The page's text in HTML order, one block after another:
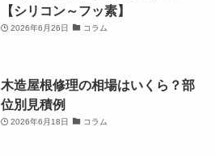
【シリコン～フッ素】
2026年6月26日 コラム
木造屋根修理の相場はいくら？部
位別見積例
2026年6月18日 コラム